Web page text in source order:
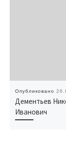
Опубликовано
Дементьев
Иванович